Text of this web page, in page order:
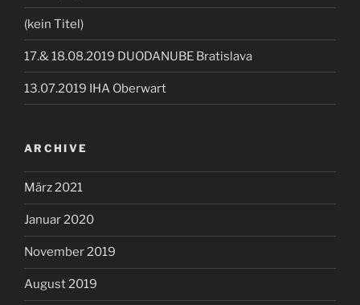
(kein Titel)
17.& 18.08.2019 DUODANUBE Bratislava
13.07.2019 IHA Oberwart
ARCHIVE
März 2021
Januar 2020
November 2019
August 2019